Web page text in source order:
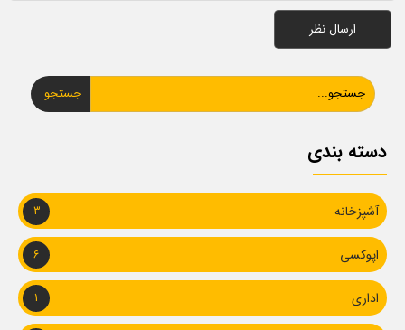
جستجو
دسته بندی
آشپزخانه 3
اپوکسی 6
اداری 1